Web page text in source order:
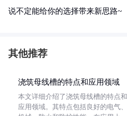
说不定能给你的选择带来新思路~
其他推荐
浇筑母线槽的特点和应用领域
本文详细介绍了浇筑母线槽的特点和
应用领域。其特点包括良好的电气、